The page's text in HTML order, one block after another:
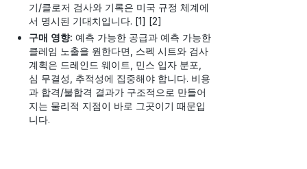
기/클로저 검사와 기록은 미국 규정 체계에
서 명시된 기대치입니다. [1] [2]
구매 영향: 예측 가능한 공급과 예측 가능한
클레임 노출을 원한다면, 스펙 시트와 검사
계획은 드레인드 웨이트, 민스 입자 분포,
심 무결성, 추적성에 집중해야 합니다. 비용
과 합격/불합격 결과가 구조적으로 만들어
지는 물리적 지점이 바로 그곳이기 때문입
니다.